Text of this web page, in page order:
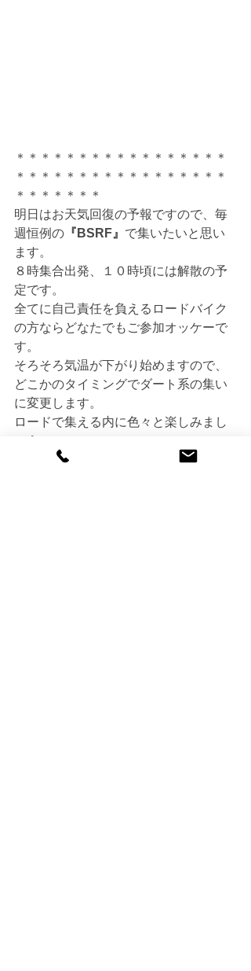
＊＊＊＊＊＊＊＊＊＊＊＊＊＊＊＊＊
＊＊＊＊＊＊＊＊＊＊＊＊＊＊＊＊＊
＊＊＊＊＊＊＊
明日はお天気回復の予報ですので、毎
週恒例の 『BSRF』 で集いたいと思い
ます。
８時集合出発、１０時頃には解散の予
定です。
全てに自己責任を負えるロードバイク
の方ならどなたでもご参加オッケーで
す。
そろそろ気温が下がり始めますので、
どこかのタイミングでダート系の集い
に変更します。
ロードで集える内に色々と楽しみまし
ょう！